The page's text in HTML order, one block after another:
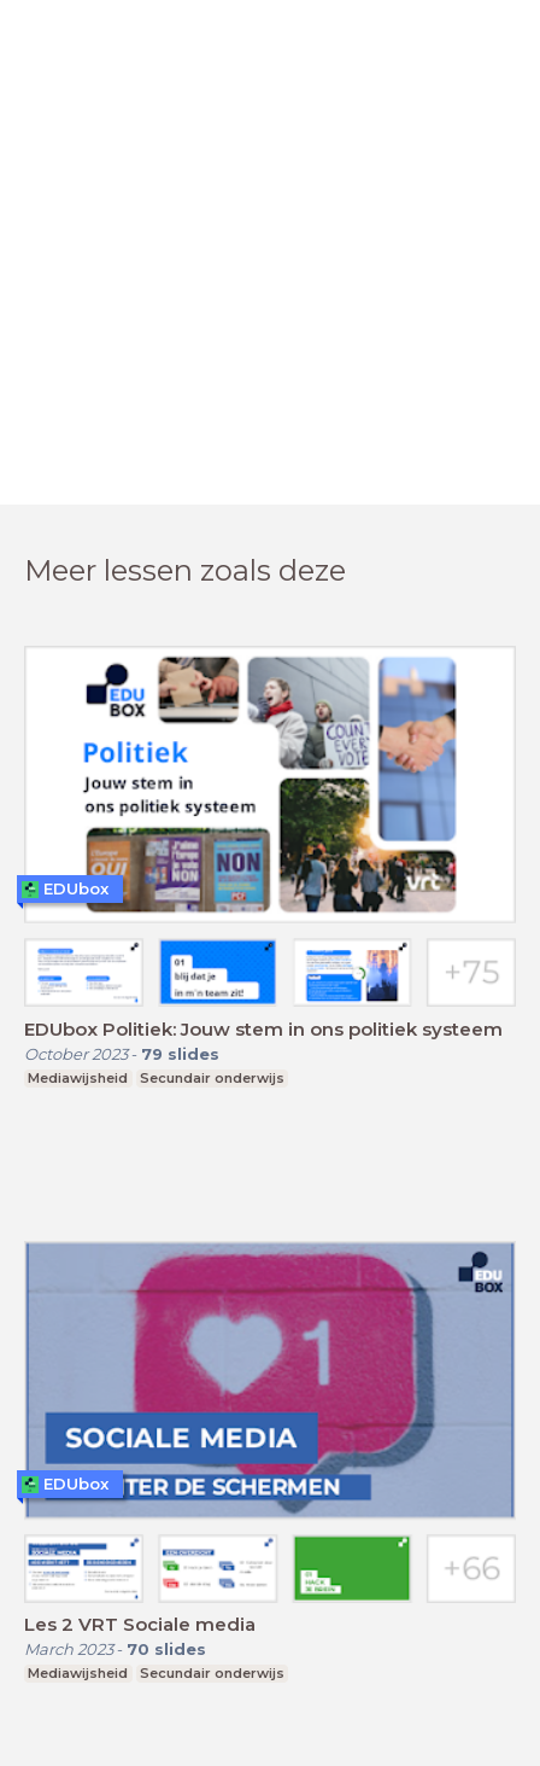
Meer lessen zoals deze
EDUbox Politiek: Jouw stem in ons politiek systeem
October 2023- 79 slides
Mediawijsheid Secundair onderwijs
EDUbox
Les 2 VRT Sociale media
March 2023- 70 slides
Mediawijsheid Secundair onderwijs
EDUbox